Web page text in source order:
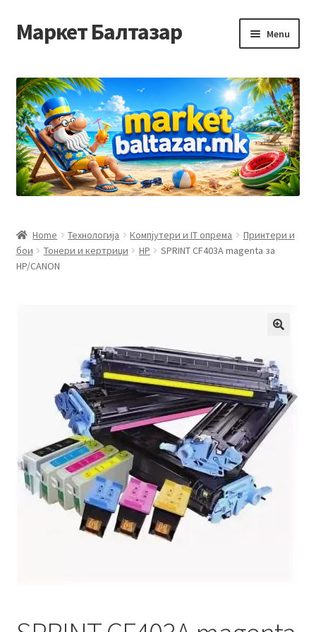
Skip
to
Skip
to
Маркет Балтазар Menu
Checkout
Homepage
Privacy Policy
Контакт
Рекламации и замена на производ
Сите производи
Услови за користење
Home Технологија Компјутери и IT опрема
Принтери и
бои
Тонери и кертриџи HP
SPRINT CF403A magenta за
HP/CANON